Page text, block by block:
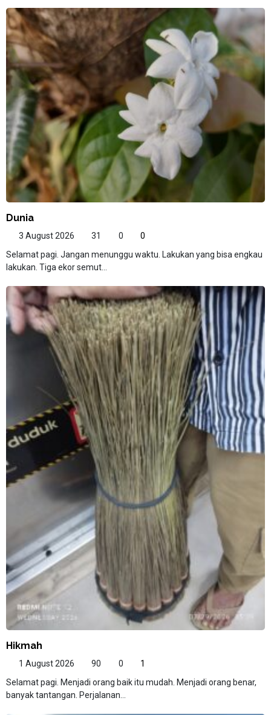
Dunia
3 August 2026 31 0
0
Selamat pagi. Jangan menunggu waktu. Lakukan yang bisa engkau
lakukan. Tiga ekor semut...
Hikmah
1 August 2026 90 0
1
Selamat pagi. Menjadi orang baik itu mudah. Menjadi orang benar,
banyak tantangan. Perjalanan...